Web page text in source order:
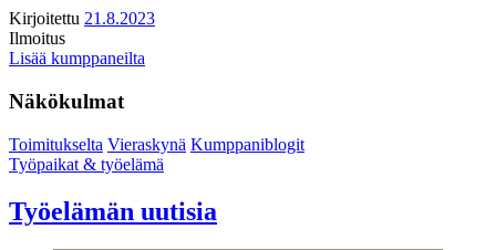
Kirjoitettu 21.8.2023
Ilmoitus
Lisää kumppaneilta
Näkökulmat
Toimitukselta Vieraskynä Kumppaniblogit
Työpaikat & työelämä
Työelämän uutisia